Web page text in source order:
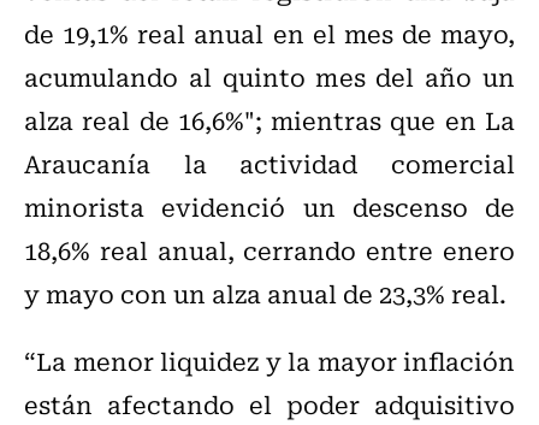
de 19,1% real anual en el mes de mayo,
acumulando al quinto mes del año un
alza real de 16,6%"; mientras que en La
Araucanía la actividad comercial
minorista evidenció un descenso de
18,6% real anual, cerrando entre enero
y mayo con un alza anual de 23,3% real.
“La menor liquidez y la mayor inflación
están afectando el poder adquisitivo